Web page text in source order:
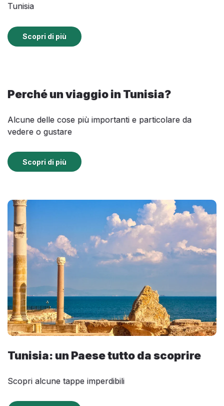
Tunisia
Scopri di più
Perché un viaggio in Tunisia?
Alcune delle cose più importanti e particolare da
vedere o gustare
Scopri di più
Tunisia: un Paese tutto da scoprire
Scopri alcune tappe imperdibili